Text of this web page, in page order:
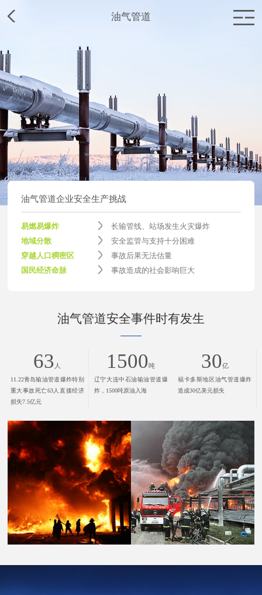
赛为介绍
赛为业务
赛为新闻
加入赛为
联系赛为
油气管道
油气管道企业安全生产挑战
易燃易爆炸
长输管线、站场发生火灾爆炸
地域分散
安全监管与支持十分困难
穿越人口稠密区
事故后果无法估量
国民经济命脉
事故造成的社会影响巨大
油气管道安全事件时有发生
63 人
11.22青岛输油管道爆炸特别
重大事故死亡63人直接经济
损失7.5亿元
1500吨
辽宁大连中石油输油管道爆
炸，1500吨原油入海
30亿
福卡多斯地区油气管道爆炸
造成30亿美元损失